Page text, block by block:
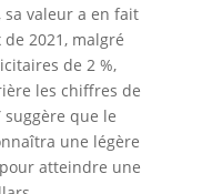
sa valeur a en fait
2021, malgré
de 2 %,
les chiffres de
suggère que le
une légère
atteindre une